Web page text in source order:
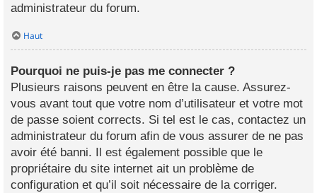
administrateur du forum.
Haut
Pourquoi ne puis-je pas me connecter ?
Plusieurs raisons peuvent en être la cause. Assurez-
vous avant tout que votre nom d’utilisateur et votre mot
de passe soient corrects. Si tel est le cas, contactez un
administrateur du forum afin de vous assurer de ne pas
avoir été banni. Il est également possible que le
propriétaire du site internet ait un problème de
configuration et qu’il soit nécessaire de la corriger.